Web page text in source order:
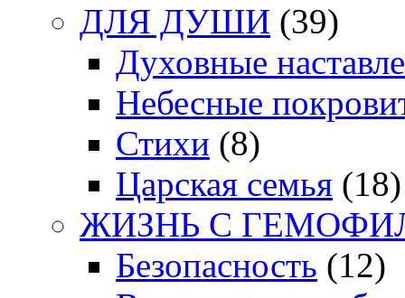
ДЛЯ ДУШИ (39)
Духовные
Небесные
Стихи (8)
Царская семья (18)
ЖИЗНЬ С
Безопасность (12)